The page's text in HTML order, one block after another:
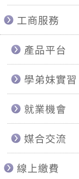
工商服務
產品平台
學弟妹實習
就業機會
媒合交流
線上繳費